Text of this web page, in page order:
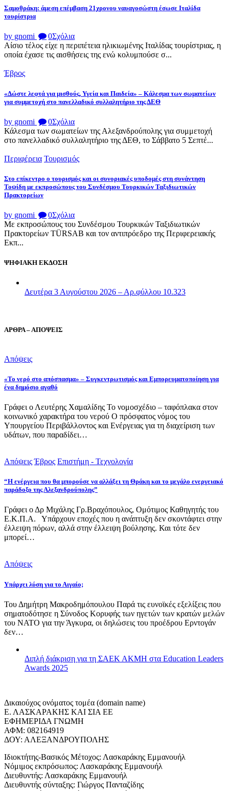
Σαμοθράκη: άμεση επέμβαση 21χρονου ναυαγοσώστη έσωσε Ιταλίδα
τουρίστρια
by gnomi 0Σχόλια
Αίσιο τέλος είχε η περιπέτεια ηλικιωμένης Ιταλίδας τουρίστριας, η
οποία έχασε τις αισθήσεις της ενώ κολυμπούσε σ...
Έβρος
«Δώστε λεφτά για μισθούς, Υγεία και Παιδεία» – Κάλεσμα των σωματείων
για συμμετοχή στο πανελλαδικό συλλαλητήριο της ΔΕΘ
by gnomi 0Σχόλια
Κάλεσμα των σωματείων της Αλεξανδρούπολης για συμμετοχή
στο πανελλαδικό συλλαλητήριο της ΔΕΘ, το Σάββατο 5 Σεπτέ...
Περιφέρεια Τουρισμός
Στο επίκεντρο ο τουρισμός και οι συνοριακές υποδομές στη συνάντηση
Τοψίδη με εκπροσώπους του Συνδέσμου Τουρκικών Ταξιδιωτικών
Πρακτορείων
by gnomi 0Σχόλια
Με εκπροσώπους του Συνδέσμου Τουρκικών Ταξιδιωτικών
Πρακτορείων TÜRSAB και τον αντιπρόεδρο της Περιφερειακής
Εκπ...
ΨΗΦΙΑΚΗ ΕΚΔΟΣΗ
Δευτέρα 3 Αυγούστου 2026 – Αρ.φύλλου 10.323
ΑΡΘΡΑ – ΑΠΟΨΕΙΣ
Απόψεις
«Το νερό στο απόσπασμα» – Συγκεντρωτισμός και Εμπορευματοποίηση για
ένα δημόσιο αγαθό
Γράφει ο Λευτέρης Χαμαλίδης Το νομοσχέδιο – ταφόπλακα στον
κοινωνικό χαρακτήρα του νερού Ο πρόσφατος νόμος του
Υπουργείου Περιβάλλοντος και Ενέργειας για τη διαχείριση των
υδάτων, που παραδίδει…
Απόψεις Έβρος Επιστήμη - Τεχνολογία
“Η ενέργεια που θα μπορούσε να αλλάξει τη Θράκη και το μεγάλο ενεργειακό
παράδοξο της Αλεξανδρούπολης”
Γράφει ο Δρ Μιχάλης Γρ.Βραχόπουλος, Ομότιμος Καθηγητής του
Ε.Κ.Π.Α. Υπάρχουν εποχές που η ανάπτυξη δεν σκοντάφτει στην
έλλειψη πόρων, αλλά στην έλλειψη βούλησης. Και τότε δεν
μπορεί…
Απόψεις
Υπάρχει λύση για το Αιγαίο;
Του Δημήτρη Μακροδημόπουλου Παρά τις ευνοϊκές εξελίξεις που
σηματοδότησε η Σύνοδος Κορυφής των ηγετών των κρατών μελών
του ΝΑΤΟ για την Άγκυρα, οι δηλώσεις του προέδρου Ερντογάν
δεν…
Διπλή διάκριση για τη ΣΑΕΚ ΑΚΜΗ στα Education Leaders
Awards 2025
Δικαιούχος ονόματος τομέα (domain name)
Ε. ΛΑΣΚΑΡΑΚΗΣ ΚΑΙ ΣΙΑ ΕΕ
ΕΦΗΜΕΡΙΔΑ ΓΝΩΜΗ
ΑΦΜ: 082164919
ΔΟΥ: ΑΛΕΞΑΝΔΡΟΥΠΟΛΗΣ
Ιδιοκτήτης-Βασικός Μέτοχος: Λασκαράκης Εμμανουήλ
Νόμιμος εκπρόσωπος: Λασκαράκης Εμμανουήλ
Διευθυντής: Λασκαράκης Εμμανουήλ
Διευθυντής σύνταξης: Γιώργος Πανταζίδης